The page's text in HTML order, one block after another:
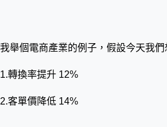
我舉個電商產業的例子，假設今天我
1.轉換率提升 12%
2.客單價降低 14%